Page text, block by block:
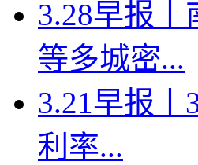
3.28早报
等多城密...
3.21早报丨
利率...